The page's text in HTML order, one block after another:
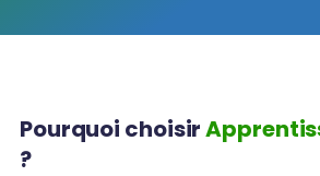
Pourquoi choisir
?